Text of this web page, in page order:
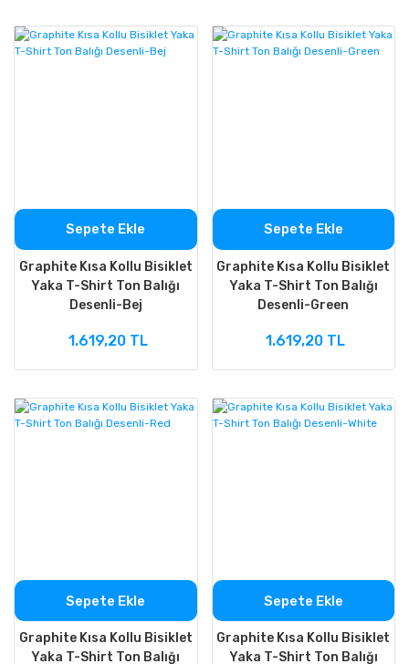
Sepete Ekle
Graphite Kısa Kollu Bisiklet
Yaka T-Shirt Ton Balığı
Desenli-Bej
1.619,20 TL
Sepete Ekle
Graphite Kısa Kollu Bisiklet
Yaka T-Shirt Ton Balığı
Desenli-Green
1.619,20 TL
Sepete Ekle
Graphite Kısa Kollu Bisiklet
Yaka T-Shirt Ton Balığı
Sepete Ekle
Graphite Kısa Kollu Bisiklet
Yaka T-Shirt Ton Balığı